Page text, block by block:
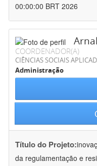
00:00:00 BRT 2026
COORDENADOR(A)
CIÊNCIAS SOCIAIS
Administração
Título do Projeto:
da regulamentação e